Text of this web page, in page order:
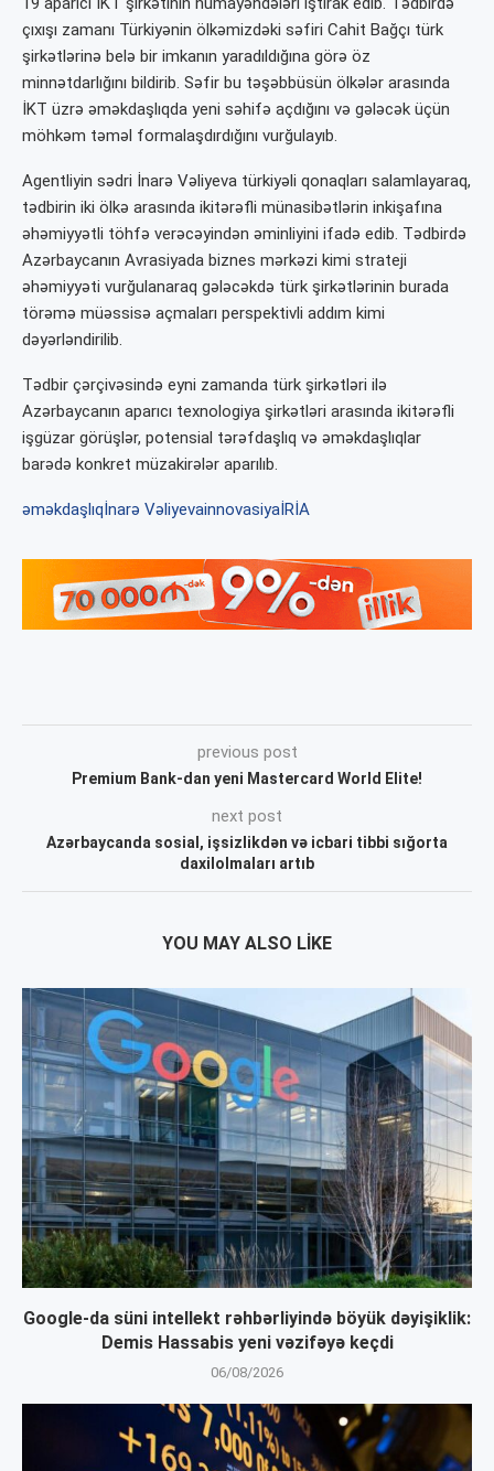
çıxışı zamanı Türkiyənin ölkəmizdəki səfiri Cahit Bağçı türk
şirkətlərinə belə bir imkanın yaradıldığına görə öz
minnətdarlığını bildirib. Səfir bu təşəbbüsün ölkələr arasında
İKT üzrə əməkdaşlıqda yeni səhifə açdığını və gələcək üçün
möhkəm təməl formalaşdırdığını vurğulayıb.
Agentliyin sədri İnarə Vəliyeva türkiyəli qonaqları salamlayaraq,
tədbirin iki ölkə arasında ikitərəfli münasibətlərin inkişafına
əhəmiyyətli töhfə verəcəyindən əminliyini ifadə edib. Tədbirdə
Azərbaycanın Avrasiyada biznes mərkəzi kimi strateji
əhəmiyyəti vurğulanaraq gələcəkdə türk şirkətlərinin burada
törəmə müəssisə açmaları perspektivli addım kimi
dəyərləndirilib.
Tədbir çərçivəsində eyni zamanda türk şirkətləri ilə
Azərbaycanın aparıcı texnologiya şirkətləri arasında ikitərəfli
işgüzar görüşlər, potensial tərəfdaşlıq və əməkdaşlıqlar
barədə konkret müzakirələr aparılıb.
əməkdaşlıqİnarə VəliyevainnovasiyaİRİA
previous post
Premium Bank-dan yeni Mastercard World Elite!
next post
Azərbaycanda sosial, işsizlikdən və icbari tibbi sığorta
daxilolmaları artıb
YOU MAY ALSO LIKE
Google-da süni intellekt rəhbərliyində böyük dəyişiklik:
Demis Hassabis yeni vəzifəyə keçdi
06/08/2026